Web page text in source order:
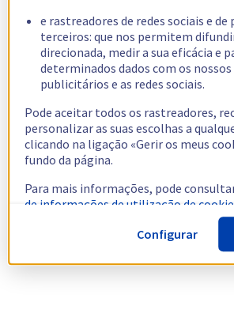
e rastreadores de redes sociais e de
terceiros: que nos permitem
direcionada, medir a sua eficácia e
determinados dados com os
publicitários e as redes sociais.
Pode aceitar todos os rastreadores,
personalizar as suas escolhas a
clicando na ligação «Gerir os meus
fundo da página.
Para mais informações, pode
de informações de utilização de
Configurar